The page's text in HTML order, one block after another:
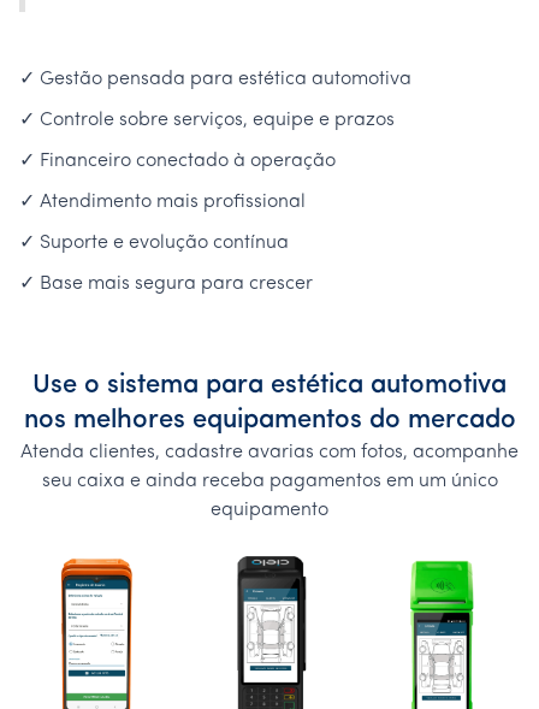
✓ Gestão pensada para estética automotiva
✓ Controle sobre serviços, equipe e prazos
✓ Financeiro conectado à operação
✓ Atendimento mais profissional
✓ Suporte e evolução contínua
✓ Base mais segura para crescer
Use o sistema para estética automotiva
nos melhores equipamentos do mercado
Atenda clientes, cadastre avarias com fotos, acompanhe
seu caixa e ainda receba pagamentos em um único
equipamento